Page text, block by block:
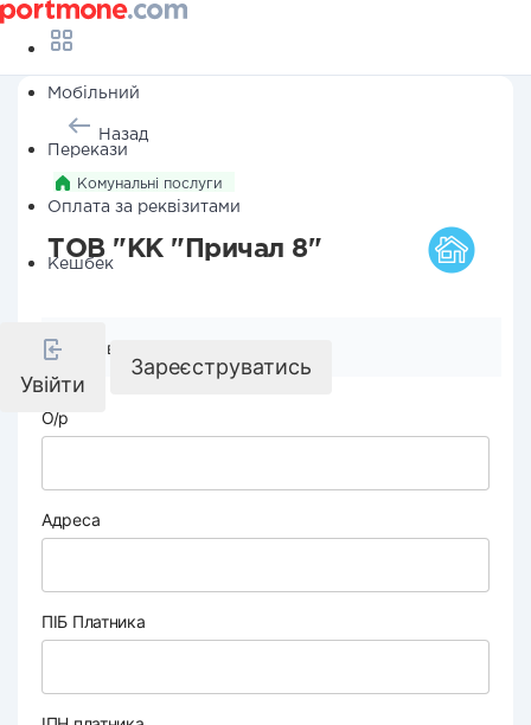
Мобільний
Перекази
Оплата за реквізитами
Кешбек
Увійти
Зареєструватись
Назад
Комунальні послуги
ТОВ "КК "Причал 8"
Реквізити компанії
О/р
Адреса
ПІБ Платника